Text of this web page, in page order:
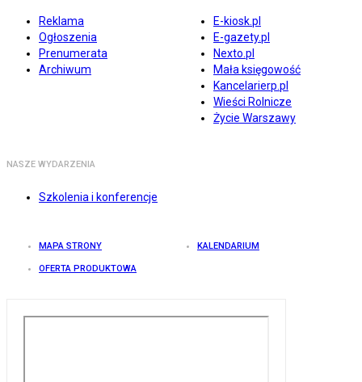
Reklama
Ogłoszenia
Prenumerata
Archiwum
E-kiosk.pl
E-gazety.pl
Nexto.pl
Mała księgowość
Kancelarierp.pl
Wieści Rolnicze
Życie Warszawy
NASZE WYDARZENIA
Szkolenia i konferencje
MAPA STRONY KALENDARIUM
OFERTA PRODUKTOWA